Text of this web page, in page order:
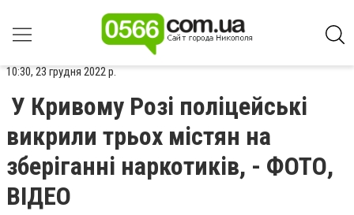
10:30, 23 грудня 2022 р.
У Кривому Розі поліцейські
викрили трьох містян на
зберіганні наркотиків, - ФОТО,
ВІДЕО